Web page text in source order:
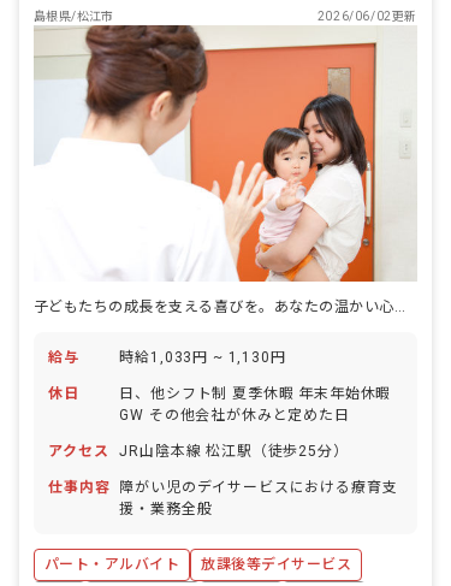
島根県/松江市
2026/06/02更新
給与 時給1,033円 ~ 1,130円
休日
日、他シフト制 夏季休暇 年末年始休暇
GW その他会社が休みと定めた日
アクセス JR山陰本線 松江駅（徒歩25分）
仕事内容
障がい児のデイサービスにおける療育支
援・業務全般
パート・アルバイト
放課後等デイサービス